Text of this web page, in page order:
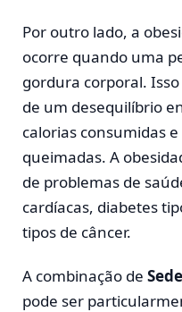
Por outro lado, a
ocorre quando uma
gordura corporal.
de um desequilíbrio
calorias consumidas
queimadas. A
de problemas de
cardíacas, diabetes
tipos de câncer.
A combinação de
pode ser